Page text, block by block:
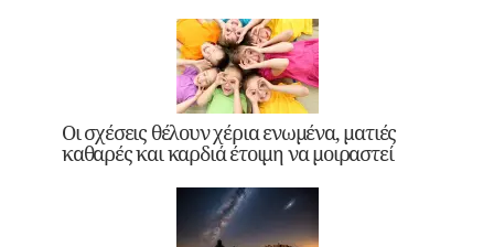
Οι σχέσεις θέλουν χέρια ενωμένα, ματιές
καθαρές και καρδιά έτοιμη να μοιραστεί